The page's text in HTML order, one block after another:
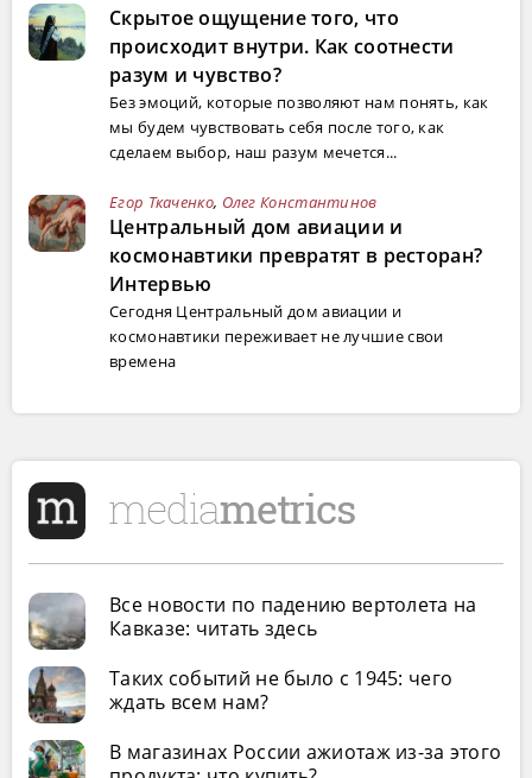
Скрытое ощущение того, что
происходит внутри. Как соотнести
разум и чувство?
Без эмоций, которые позволяют нам понять, как
мы будем чувствовать себя после того, как
сделаем выбор, наш разум мечется...
Егор Ткаченко, Олег Константинов
Центральный дом авиации и
космонавтики превратят в ресторан?
Интервью
Сегодня Центральный дом авиации и
космонавтики переживает не лучшие свои
времена
Все новости по падению вертолета на
Кавказе: читать здесь
Таких событий не было с 1945: чего
ждать всем нам?
В магазинах России ажиотаж из-за этого